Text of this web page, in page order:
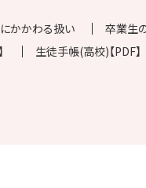
かかわる扱い
卒業生
生徒手帳(高校)【PDF】